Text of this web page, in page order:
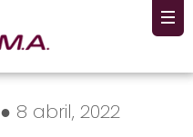
● 8 abril, 2022